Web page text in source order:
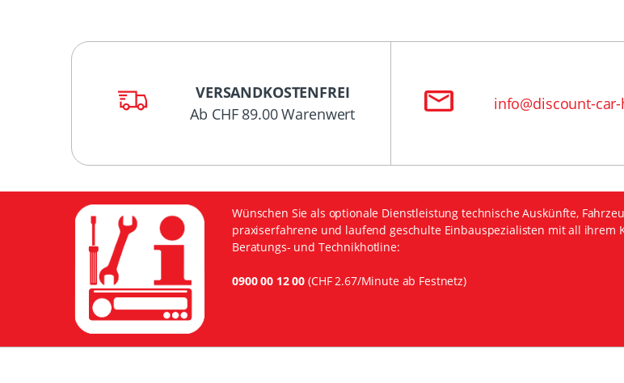
VERSANDKOSTENFREI
Ab CHF 89.00 Warenwert
info@discount-
Wünschen Sie als optionale Dienstleistung technische Auskünfte,
praxiserfahrene und laufend geschulte Einbauspezialisten mit all ihrem
Beratungs- und Technikhotline:
0900 00 12 00 (CHF 2.67/Minute ab Festnetz)